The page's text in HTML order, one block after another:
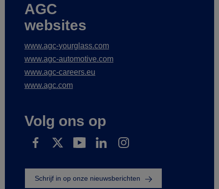
AGC
websites
www.agc-yourglass.com
www.agc-automotive.com
www.agc-careers.eu
www.agc.com
Volg ons op
Schrijf in op onze nieuwsberichten